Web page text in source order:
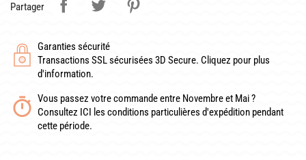
DE NOS PRÉDÉCESSEURS
GUIDE VISUEL
CONDITIONNEMENT, GARANTIES ET DÉLAIS DE LIVRAISON
Partager
Garanties sécurité
Transactions SSL sécurisées 3D Secure. Cliquez pour plus
d'information.
Vous passez votre commande entre Novembre et Mai ?
Consultez ICI les conditions particulières d'expédition pendant
cette période.